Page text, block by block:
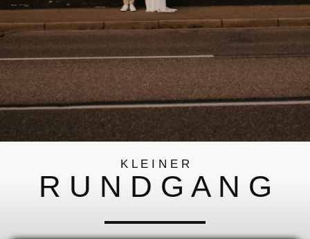
K L E I N E R
R U N D G A N G